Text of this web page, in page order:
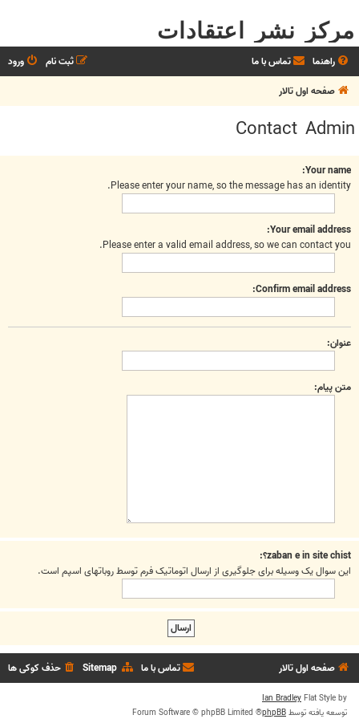
مرکز نشر اعتقادات
راهنما تماس با ما ورود
ثبت نام
صفحه اول تالار
Contact Admin
Your name:
Please enter your name, so the message has an identity.
Your email address:
Please enter a valid email address, so we can contact you.
Confirm email address:
عنوان:
متن پیام:
zaban e in site chist؟:
این سوال یک وسیله برای جلوگیری از ارسال اتوماتیک فرم توسط روباتهای اسپم است.
صفحه اول تالار حذف کوکی ها Sitemap تماس با ما
Flat Style by
Ian Bradley
توسعه یافته توسطphpBB
® Forum Software © phpBB Limited